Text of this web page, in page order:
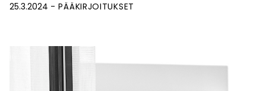
25.3.2024 PÄÄKIRJOITUKSET